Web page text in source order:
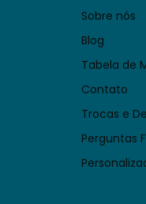
Sobre nós
Blog
Tabela de
Contato
Trocas e
Perguntas